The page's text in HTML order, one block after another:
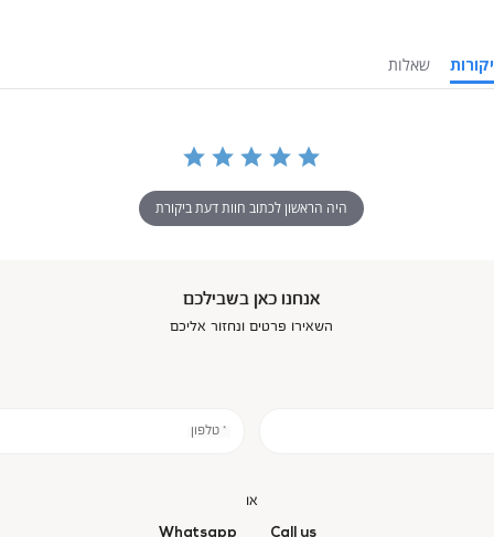
ביקורות
שאלות
היה הראשון לכתוב חוות דעת ביקורת
אנחנו כאן בשבילכם
השאירו פרטים ונחזור אליכם
* טלפון
או
Call us
Whatsapp